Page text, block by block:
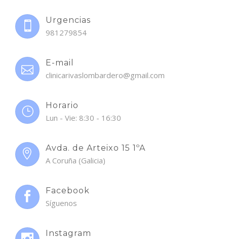
Urgencias
981279854
E-mail
clinicarivaslombardero@gmail.com
Horario
Lun - Vie: 8:30 - 16:30
Avda. de Arteixo 15 1ºA
A Coruña (Galicia)
Facebook
Síguenos
Instagram